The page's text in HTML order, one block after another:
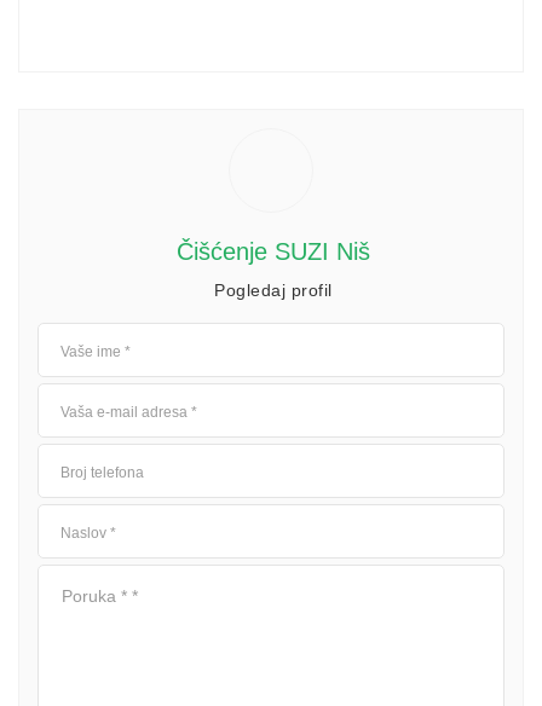
Čišćenje SUZI Niš
Pogledaj profil